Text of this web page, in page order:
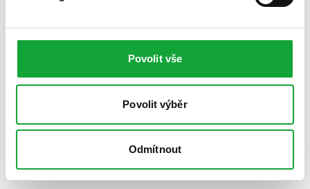
Povolit vše
Povolit výběr
Odmítnout